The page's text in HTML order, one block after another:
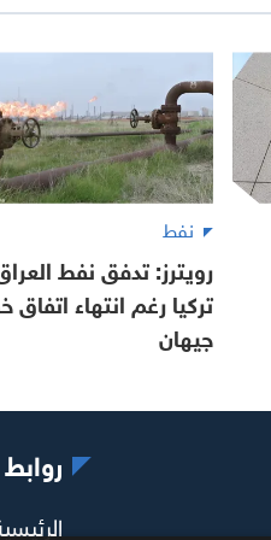
نفط
رويترز: تدفق نفط
تركيا رغم انتهاء اتفاق
جيهان